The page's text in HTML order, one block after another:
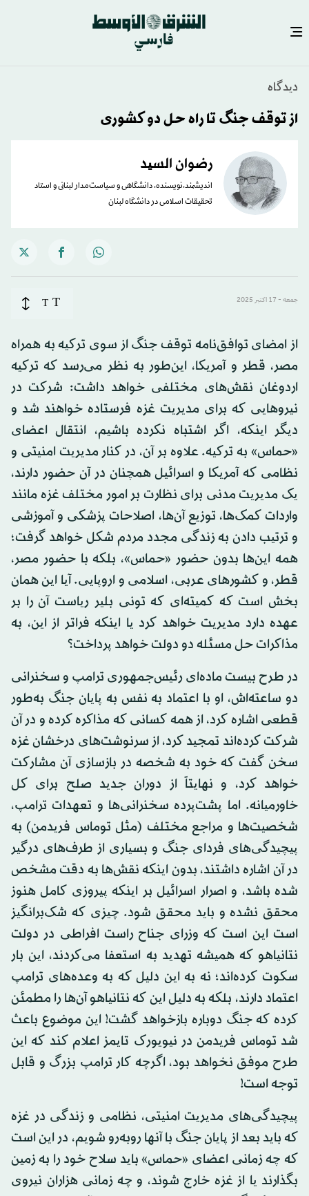
دیدگاه
از توقف جنگ تا راه حل دو کشوری
رضوان السید
اندیشمند،نویسنده، دانشگاهی و سیاست‌مدار لبنانی و استاد
تحقیقات اسلامی در دانشگاه لبنان
جمعه - 17 اکتبر 2025 T
T
از امضای توافق‌نامه توقف جنگ از سوی ترکیه به همراه
مصر، قطر و آمریکا، این‌طور به نظر می‌رسد که ترکیه
اردوغان نقش‌های مختلفی خواهد داشت: شرکت در
نیروهایی که برای مدیریت غزه فرستاده خواهند شد و
دیگر اینکه، اگر اشتباه نکرده باشیم، انتقال اعضای
«حماس» به ترکیه. علاوه بر آن، در کنار مدیریت امنیتی و
نظامی که آمریکا و اسرائیل همچنان در آن حضور دارند،
یک مدیریت مدنی برای نظارت بر امور مختلف غزه مانند
واردات کمک‌ها، توزیع آن‌ها، اصلاحات پزشکی و آموزشی
و ترتیب دادن به زندگی مجدد مردم شکل خواهد گرفت؛
همه این‌ها بدون حضور «حماس»، بلکه با حضور مصر،
قطر، و کشورهای عربی، اسلامی و اروپایی. آیا این همان
بخش است که کمیته‌ای که تونی بلیر ریاست آن را بر
عهده دارد مدیریت خواهد کرد یا اینکه فراتر از این، به
مذاکرات حل مسئله دو دولت خواهد پرداخت؟
در طرح بیست ماده‌ای رئیس‌جمهوری ترامپ و سخنرانی
دو ساعته‌اش، او با اعتماد به نفس به پایان جنگ به‌طور
قطعی اشاره کرد، از همه کسانی که مذاکره کرده و در آن
شرکت کرده‌اند تمجید کرد، از سرنوشت‌های درخشان غزه
سخن گفت که خود به شخصه در بازسازی آن مشارکت
خواهد کرد، و نهایتاً از دوران جدید صلح برای کل
خاورمیانه. اما پشت‌پرده سخنرانی‌ها و تعهدات ترامپ،
شخصیت‌ها و مراجع مختلف (مثل توماس فریدمن) به
پیچیدگی‌های فردای جنگ و بسیاری از طرف‌های درگیر
در آن اشاره داشتند، بدون اینکه نقش‌ها به دقت مشخص
شده باشد، و اصرار اسرائیل بر اینکه پیروزی کامل هنوز
محقق نشده و باید محقق شود. چیزی که شک‌برانگیز
است این است که وزرای جناح راست افراطی در دولت
نتانیاهو که همیشه تهدید به استعفا می‌کردند، این بار
سکوت کرده‌اند؛ نه به این دلیل که به وعده‌های ترامپ
اعتماد دارند، بلکه به دلیل این که نتانیاهو آن‌ها را مطمئن
کرده که جنگ دوباره بازخواهد گشت! این موضوع باعث
شد توماس فریدمن در نیویورک تایمز اعلام کند که این
طرح موفق نخواهد بود، اگرچه کار ترامپ بزرگ و قابل
توجه است!
پیچیدگی‌های مدیریت امنیتی، نظامی و زندگی در غزه
که باید بعد از پایان جنگ با آنها روبه‌رو شویم، در این است
که چه زمانی اعضای «حماس» باید سلاح خود را به زمین
بگذارند یا از غزه خارج شوند، و چه زمانی هزاران نیروی